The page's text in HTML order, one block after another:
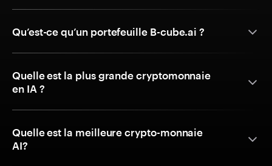
Qu’est-ce qu’un portefeuille B-cube.ai ?
Quelle est la plus grande cryptomonnaie
en IA ?
Quelle est la meilleure crypto-monnaie
AI?